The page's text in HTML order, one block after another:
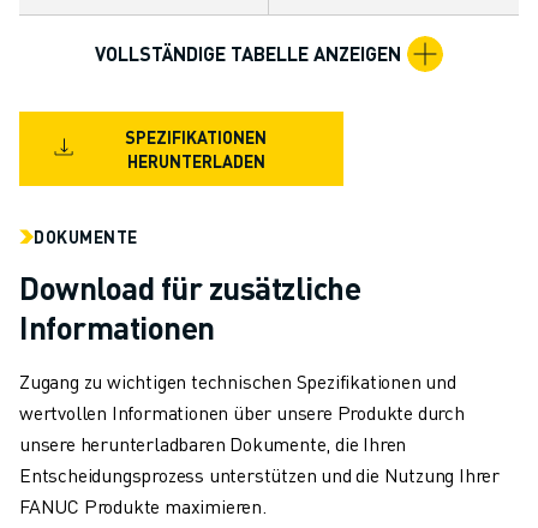
TECHNISCHE FERNUNTERSTÜTZUNG
ERSATZTEILE
DIGITALE SERVICE TOOLS
E-STORE
DOWNLOAD CENTER » MYFANUC
FANUC AKADEMIE
LÖSUNGEN FÜR DIE AUSBILDUNG
WORLDSKILLS & YOUNG TALENTS
NEWS & MEDIA
NEWS & MEDIA
EVENTS
BILDUNGSVERANSTALTUNGEN
ÜBER FANUC
VOLLSTÄNDIGE TABELLE ANZEIGEN
SPEZIFIKATIONEN
HERUNTERLADEN
DOKUMENTE
Download für zusätzliche
Informationen
Zugang zu wichtigen technischen Spezifikationen und
wertvollen Informationen über unsere Produkte durch
unsere herunterladbaren Dokumente, die Ihren
Entscheidungsprozess unterstützen und die Nutzung Ihrer
FANUC Produkte maximieren.